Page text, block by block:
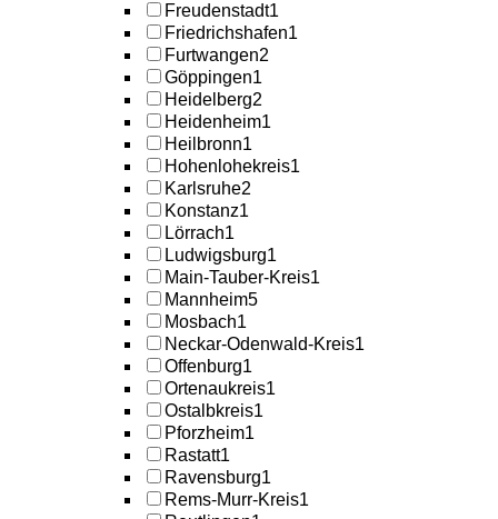
Freudenstadt1
Friedrichshafen1
Furtwangen2
Göppingen1
Heidelberg2
Heidenheim1
Heilbronn1
Hohenlohekreis1
Karlsruhe2
Konstanz1
Lörrach1
Ludwigsburg1
Main-Tauber-Kreis1
Mannheim5
Mosbach1
Neckar-Odenwald-Kreis1
Offenburg1
Ortenaukreis1
Ostalbkreis1
Pforzheim1
Rastatt1
Ravensburg1
Rems-Murr-Kreis1